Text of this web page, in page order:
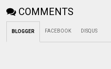
COMMENTS
BLOGGER FACEBOOK DISQUS